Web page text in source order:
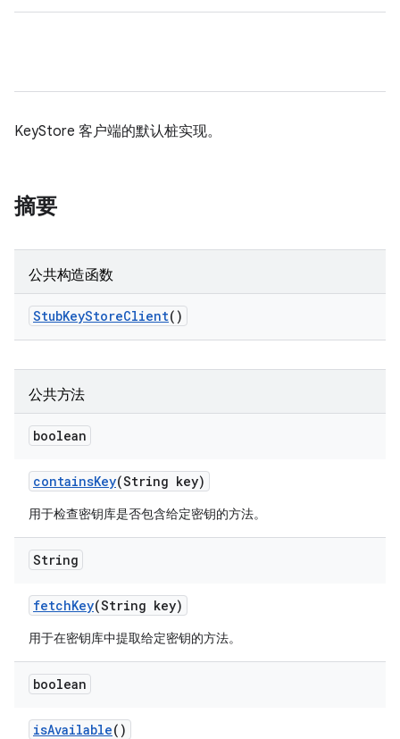
KeyStore 客户端的默认桩实现。
摘要
公共构造函数
StubKeyStoreClient()
公共方法
boolean
containsKey(String key)
用于检查密钥库是否包含给定密钥的方法。
String
fetchKey(String key)
用于在密钥库中提取给定密钥的方法。
boolean
isAvailable()